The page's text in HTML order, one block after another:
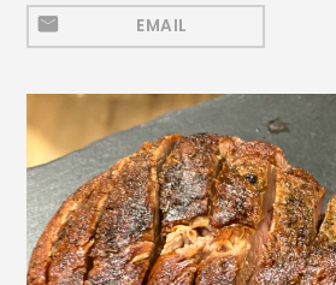
Băuturi calde
Cocktail-uri
Smoothies
Ceva Dulce
Biscuiți, Bomboane și
EMAIL